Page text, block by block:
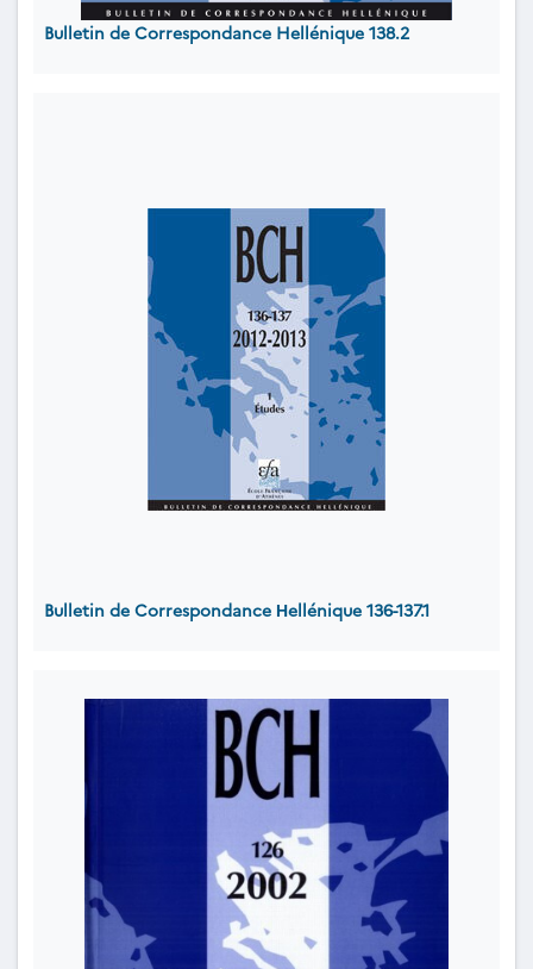
Bulletin de Correspondance Hellénique 138.2
Bulletin de Correspondance Ηellénique 136-137.1